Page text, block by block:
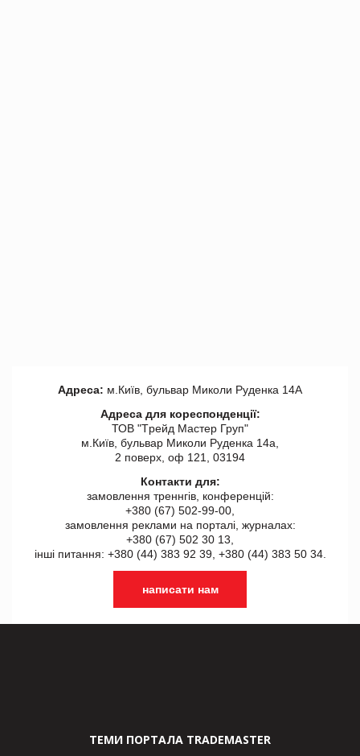
Адреса: м.Київ, бульвар Миколи Руденка 14А
Адреса для кореспонденції:
ТОВ "Tрейд Мастер Груп"
м.Київ, бульвар Миколи Руденка 14а,
2 поверх, оф 121, 03194
Контакти для:
замовлення треннгів, конференцій:
+380 (67) 502-99-00,
замовлення реклами на порталі, журналах:
+380 (67) 502 30 13,
інші питання: +380 (44) 383 92 39, +380 (44) 383 50 34.
написати нам
ТЕМИ ПОРТАЛА TRADEMASTER